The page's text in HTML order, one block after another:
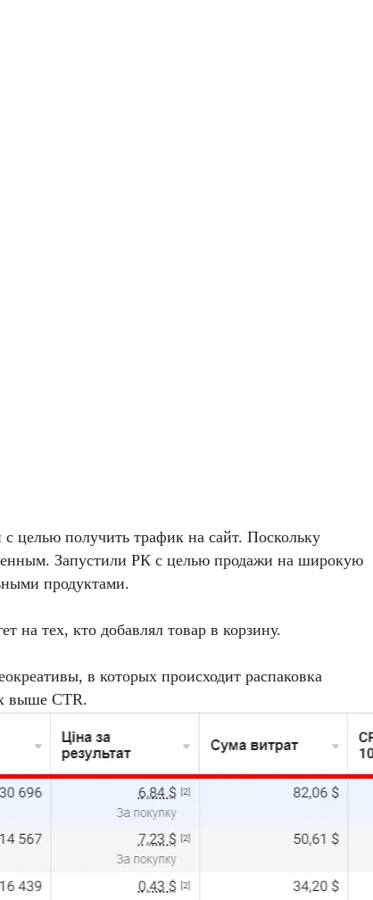
целью получить трафик на сайт. Поскольку
Запустили РК с целью продажи на широкую
продуктами.
на тех, кто добавлял товар в корзину.
в которых происходит распаковка
выше CTR.